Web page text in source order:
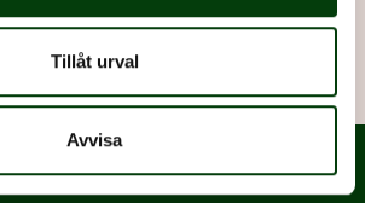
Tillåt urval
Avvisa
komma till Nobinas jobbportal